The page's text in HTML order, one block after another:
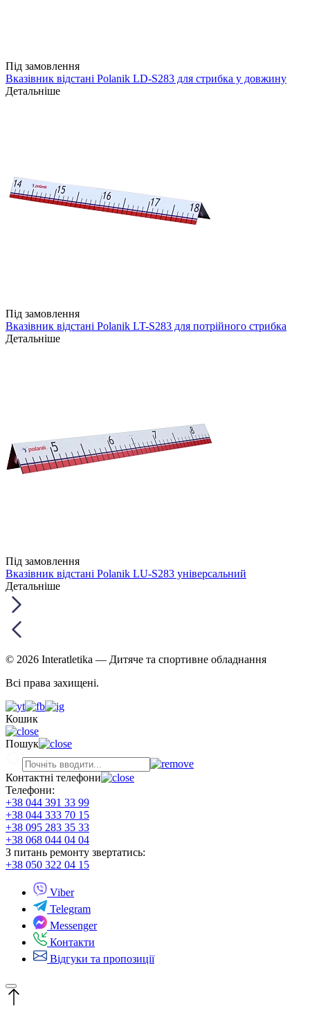
Під замовлення
Вказівник відстані Polanik LD-S283 для стрибка у довжину
Детальніше
Під замовлення
Вказівник відстані Polanik LT-S283 для потрійного стрибка
Детальніше
Під замовлення
Вказівник відстані Polanik LU-S283 універсальний
Детальніше
© 2026 Interatletika — Дитяче та спортивне обладнання
Всі права захищені.
Кошик
Пошук
Контактні телефони
Телефони:
+38 044 391 33 99
+38 044 333 70 15
+38 095 283 35 33
+38 068 044 04 04
З питань ремонту звертатись:
+38 050 322 04 15
Viber
Telegram
Messenger
Контакти
Відгуки та пропозиції